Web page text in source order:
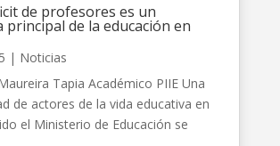
de profesores es un
principal de la educación en
| Noticias
Tapia Académico PIIE Una
de actores de la vida educativa en
el Ministerio de Educación se